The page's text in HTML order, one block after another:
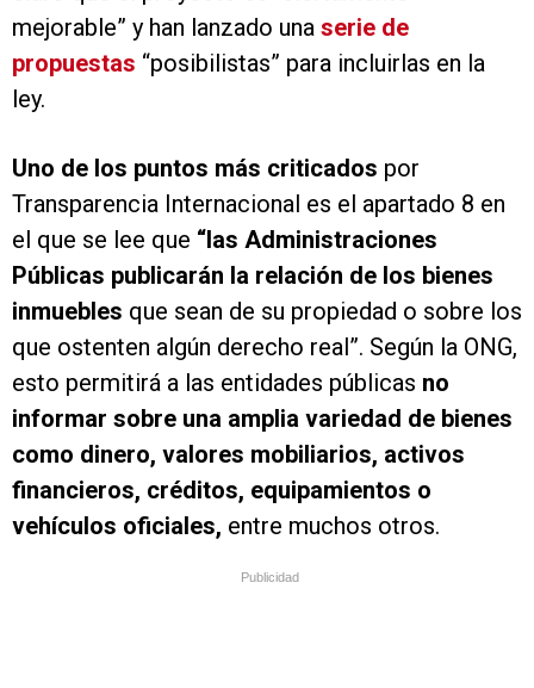
mejorable” y han lanzado una serie de
propuestas “posibilistas” para incluirlas en la
ley.
Uno de los puntos más criticados por
Transparencia Internacional es el apartado 8 en
el que se lee que “las Administraciones
Públicas publicarán la relación de los bienes
inmuebles que sean de su propiedad o sobre los
que ostenten algún derecho real”. Según la ONG,
esto permitirá a las entidades públicas no
informar sobre una amplia variedad de bienes
como dinero, valores mobiliarios, activos
financieros, créditos, equipamientos o
vehículos oficiales, entre muchos otros.
Publicidad